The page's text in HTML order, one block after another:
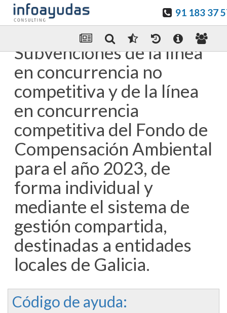
91 183 37
Enviar Por email
Subvenciones de la línea
en concurrencia no
competitiva y de la línea
en concurrencia
competitiva del Fondo de
Compensación Ambiental
para el año 2023, de
forma individual y
mediante el sistema de
gestión compartida,
destinadas a entidades
locales de Galicia.
Código de ayuda: